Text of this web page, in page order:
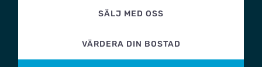
SÄLJ MED OSS
VÄRDERA DIN BOSTAD